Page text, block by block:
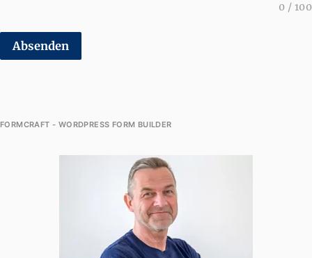
0 / 100
Absenden
FORMCRAFT - WORDPRESS FORM BUILDER